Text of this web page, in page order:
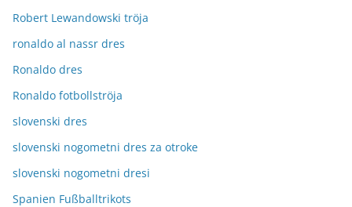
Robert Lewandowski tröja
ronaldo al nassr dres
Ronaldo dres
Ronaldo fotbollströja
slovenski dres
slovenski nogometni dres za otroke
slovenski nogometni dresi
Spanien Fußballtrikots